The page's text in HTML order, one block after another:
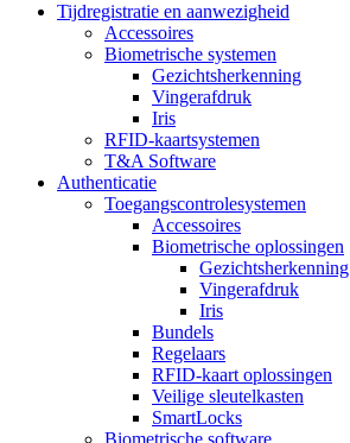
Tijdregistratie en aanwezigheid
Accessoires
Biometrische systemen
Gezichtsherkenning
Vingerafdruk
Iris
RFID-kaartsystemen
T&A Software
Authenticatie
Toegangscontrolesystemen
Accessoires
Biometrische oplossingen
Gezichtsherkenning
Vingerafdruk
Iris
Bundels
Regelaars
RFID-kaart oplossingen
Veilige sleutelkasten
SmartLocks